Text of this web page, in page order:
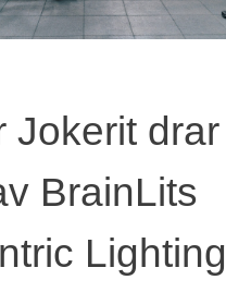
Jokerit drar
BrainLits
Lighting